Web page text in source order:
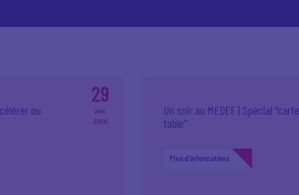
29
juin
2026
ou
Un soir au MEDEF | Spécial
table"
Plus d'informations